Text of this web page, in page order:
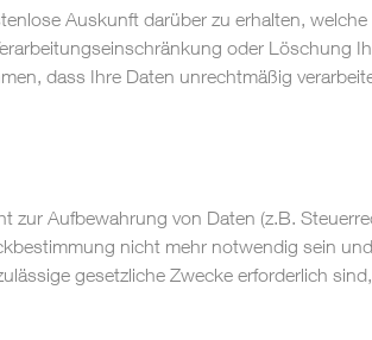
Auskunft darüber zu erhalten,
oder Löschung
dass Ihre Daten unrechtmäßig
zur Aufbewahrung von Daten (z.B.
nicht mehr notwendig sein
gesetzliche Zwecke erforderlich